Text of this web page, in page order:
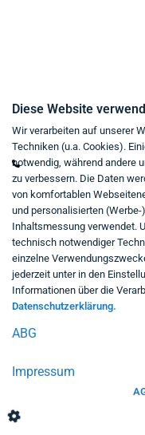
Mo - Fr von 9:00 bis
+49 234 333 6721-0
shop@think-about.it
Kontaktieren Sie uns
Folgen Sie uns:
in
Diese Website
Wir verarbeiten auf unserer
Techniken (u.a. Cookies).
notwendig, während andere
zu verbessern. Die Daten
von komfortablen
und personalisierten
Inhaltsmessung verwendet.
technisch notwendiger
einzelne
jederzeit unter in den
Informationen über die
Datenschutzerklärung.
ABG
Impressum